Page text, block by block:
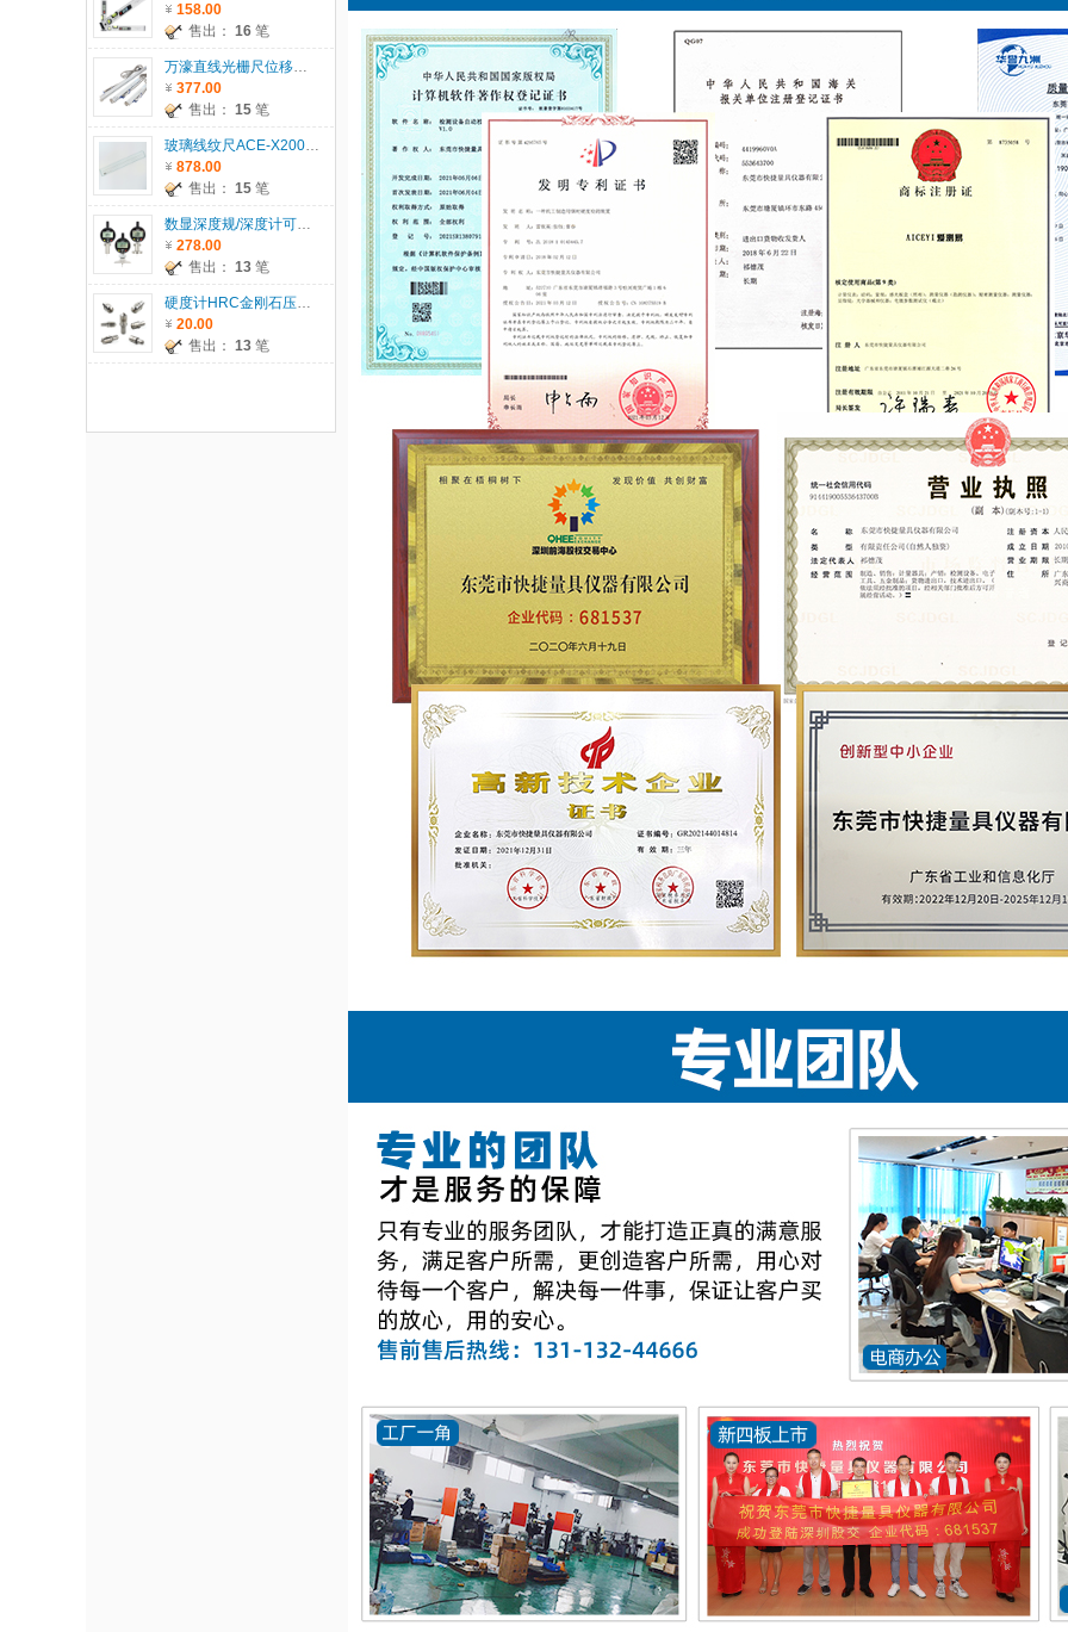
158.00
售出： 16 笔
万濠直线光栅尺位移传感器WTB系列
377.00
售出： 15 笔
玻璃线纹尺ACE-X200/300/500/600
878.00
售出： 15 笔
数显深度规/深度计可配T型座/圆T座/圆柱座
278.00
售出： 13 笔
硬度计HRC金刚石压头、HRB钢球压头、1.588HRB钢珠
20.00
售出： 13 笔